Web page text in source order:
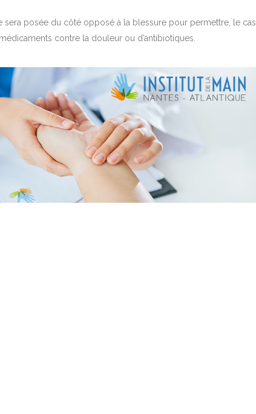
sera posée du côté opposé à la blessure pour permettre, le cas
contre la douleur ou d’antibiotiques.